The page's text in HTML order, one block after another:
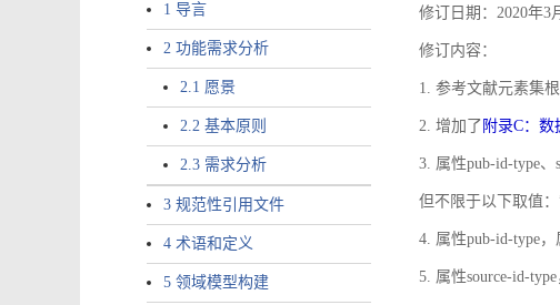
1 导言
2 功能需求分析
2.1 愿景
2.2 基本原则
2.3 需求分析
3 规范性引用文件
4 术语和定义
5 领域模型构建
修订日期：2020年3
修订内容：
1. 参考文献元素集
2. 增加了 附录C：
3. 属性pub-id-type
但不限于以下取值
4. 属性pub-id-type，
5. 属性source-id-